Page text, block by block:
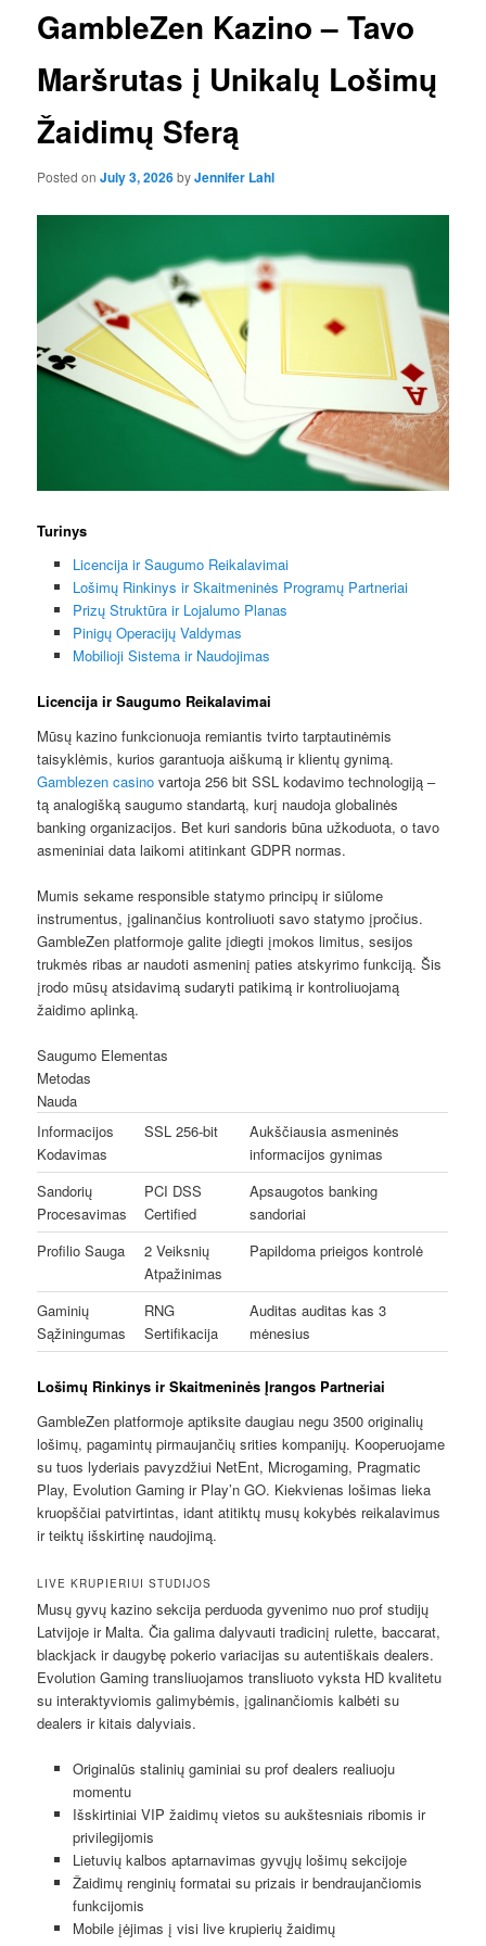
GambleZen Kazino – Tavo
Maršrutas į Unikalų Lošimų
Žaidimų Sferą
Posted onJuly 3, 2026byJennifer Lahl
Turinys
Licencija ir Saugumo Reikalavimai
Lošimų Rinkinys ir Skaitmeninės Programų Partneriai
Prizų Struktūra ir Lojalumo Planas
Pinigų Operacijų Valdymas
Mobilioji Sistema ir Naudojimas
Licencija ir Saugumo Reikalavimai
Mūsų kazino funkcionuoja remiantis tvirto tarptautinėmis
taisyklėmis, kurios garantuoja aiškumą ir klientų gynimą.
Gamblezen casino vartoja 256 bit SSL kodavimo technologiją –
tą analogišką saugumo standartą, kurį naudoja globalinės
banking organizacijos. Bet kuri sandoris būna užkoduota, o tavo
asmeniniai data laikomi atitinkant GDPR normas.
Mumis sekame responsible statymo principų ir siūlome
instrumentus, įgalinančius kontroliuoti savo statymo įpročius.
GambleZen platformoje galite įdiegti įmokos limitus, sesijos
trukmės ribas ar naudoti asmeninį paties atskyrimo funkciją. Šis
įrodo mūsų atsidavimą sudaryti patikimą ir kontroliuojamą
žaidimo aplinką.
Saugumo Elementas
Metodas
Nauda
Informacijos
Kodavimas
SSL 256-bit
Aukščiausia asmeninės
informacijos gynimas
Sandorių
Procesavimas
PCI DSS
Certified
Apsaugotos banking
sandoriai
Profilio Sauga
2 Veiksnių
Atpažinimas
Papildoma prieigos kontrolė
Gaminių
Sąžiningumas
RNG
Sertifikacija
Auditas auditas kas 3
mėnesius
Lošimų Rinkinys ir Skaitmeninės Įrangos Partneriai
GambleZen platformoje aptiksite daugiau negu 3500 originalių
lošimų, pagamintų pirmaujančių srities kompanijų. Kooperuojame
su tuos lyderiais pavyzdžiui NetEnt, Microgaming, Pragmatic
Play, Evolution Gaming ir Play’n GO. Kiekvienas lošimas lieka
kruopščiai patvirtintas, idant atitiktų musų kokybės reikalavimus
ir teiktų išskirtinę naudojimą.
LIVE KRUPIERIUI STUDIJOS
Musų gyvų kazino sekcija perduoda gyvenimo nuo prof studijų
Latvijoje ir Malta. Čia galima dalyvauti tradicinį rulette, baccarat,
blackjack ir daugybę pokerio variacijas su autentiškais dealers.
Evolution Gaming transliuojamos transliuoto vyksta HD kvalitetu
su interaktyviomis galimybėmis, įgalinančiomis kalbėti su
dealers ir kitais dalyviais.
Originalūs stalinių gaminiai su prof dealers realiuoju
momentu
Išskirtiniai VIP žaidimų vietos su aukštesniais ribomis ir
privilegijomis
Lietuvių kalbos aptarnavimas gyvųjų lošimų sekcijoje
Žaidimų renginių formatai su prizais ir bendraujančiomis
funkcijomis
Mobile įėjimas į visi live krupierių žaidimų